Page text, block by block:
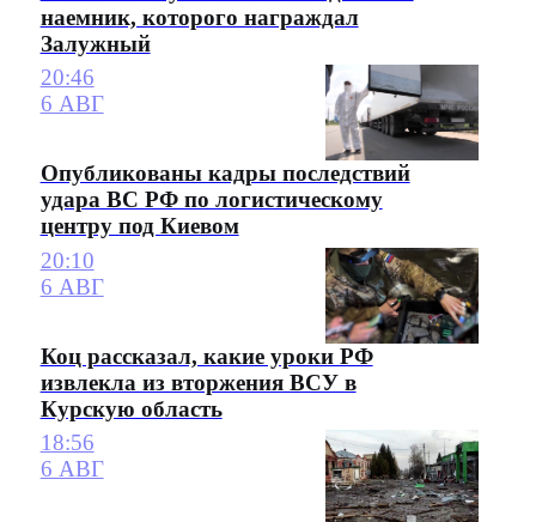
наемник, которого награждал
Залужный
20:46
6 АВГ
Опубликованы кадры последствий
удара ВС РФ по логистическому
центру под Киевом
20:10
6 АВГ
Коц рассказал, какие уроки РФ
извлекла из вторжения ВСУ в
Курскую область
18:56
6 АВГ